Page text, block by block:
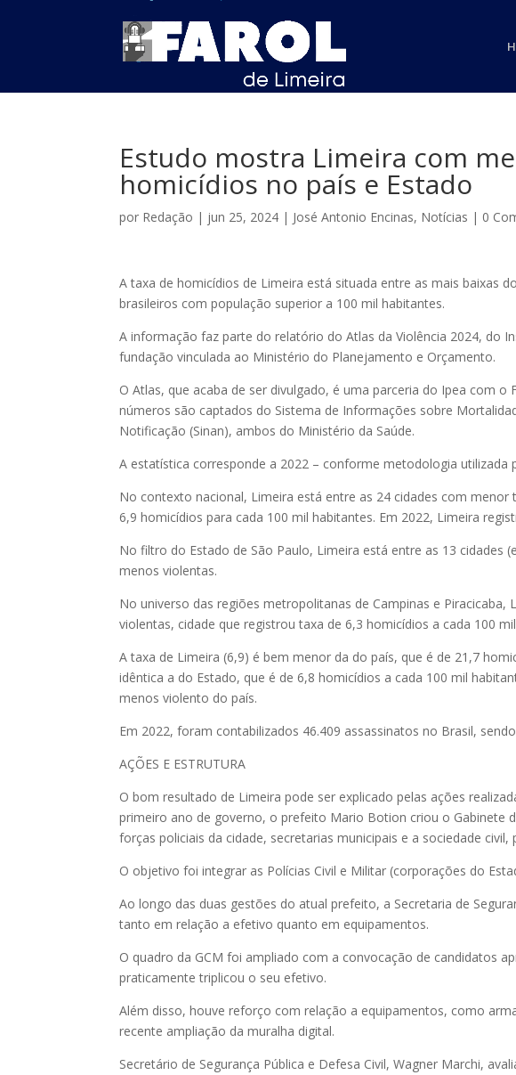
Estudo mostra Limeira com
homicídios no país e Estado
por Redação | jun 25, 2024 | José Antonio Encinas, Notícias | 0
A taxa de homicídios de Limeira está situada entre as mais baixas
brasileiros com população superior a 100 mil habitantes.
A informação faz parte do relatório do Atlas da Violência 2024, do
fundação vinculada ao Ministério do Planejamento e Orçamento.
O Atlas, que acaba de ser divulgado, é uma parceria do Ipea com o
números são captados do Sistema de Informações sobre
Notificação (Sinan), ambos do Ministério da Saúde.
A estatística corresponde a 2022 – conforme metodologia utilizada
No contexto nacional, Limeira está entre as 24 cidades com
6,9 homicídios para cada 100 mil habitantes. Em 2022, Limeira
No filtro do Estado de São Paulo, Limeira está entre as 13 cidades
menos violentas.
No universo das regiões metropolitanas de Campinas e
violentas, cidade que registrou taxa de 6,3 homicídios a cada 100
A taxa de Limeira (6,9) é bem menor da do país, que é de 21,7
idêntica a do Estado, que é de 6,8 homicídios a cada 100 mil
menos violento do país.
Em 2022, foram contabilizados 46.409 assassinatos no Brasil,
AÇÕES E ESTRUTURA
O bom resultado de Limeira pode ser explicado pelas ações
primeiro ano de governo, o prefeito Mario Botion criou o Gabinete
forças policiais da cidade, secretarias municipais e a sociedade
O objetivo foi integrar as Polícias Civil e Militar (corporações do
Ao longo das duas gestões do atual prefeito, a Secretaria de
tanto em relação a efetivo quanto em equipamentos.
O quadro da GCM foi ampliado com a convocação de candidatos
praticamente triplicou o seu efetivo.
Além disso, houve reforço com relação a equipamentos, como
recente ampliação da muralha digital.
Secretário de Segurança Pública e Defesa Civil, Wagner Marchi,